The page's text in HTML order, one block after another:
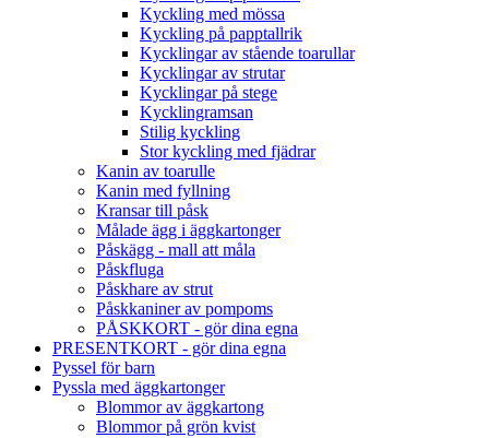
Kyckling med mössa
Kyckling på papptallrik
Kycklingar av stående toarullar
Kycklingar av strutar
Kycklingar på stege
Kycklingramsan
Stilig kyckling
Stor kyckling med fjädrar
Kanin av toarulle
Kanin med fyllning
Kransar till påsk
Målade ägg i äggkartonger
Påskägg - mall att måla
Påskfluga
Påskhare av strut
Påskkaniner av pompoms
PÅSKKORT - gör dina egna
PRESENTKORT - gör dina egna
Pyssel för barn
Pyssla med äggkartonger
Blommor av äggkartong
Blommor på grön kvist